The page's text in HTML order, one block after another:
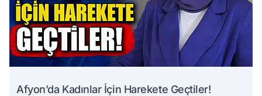
Afyon’da Kadınlar İçin Harekete Geçtiler!